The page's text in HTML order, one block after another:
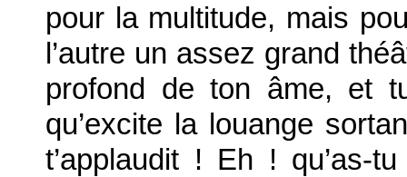
pour la multitude, mais
l’autre un assez grand
profond de ton âme, et
qu’excite la louange
t’applaudit ! Eh !